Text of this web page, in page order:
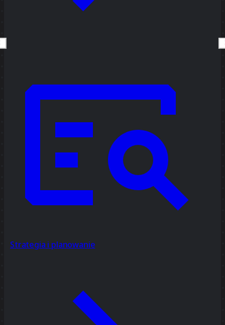
Strategia i planowanie